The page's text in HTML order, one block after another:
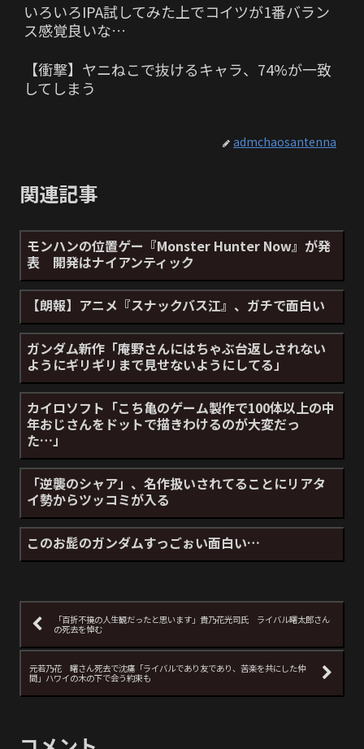
いろいろIPA試してみた上でコイツが1番バラン
ス感覚良いな…
【衝撃】ヤニねこで抜けるキャラ、74%が一致
してしまう
admchaosantenna
関連記事
モンハンの位置ゲー『Monster Hunter Now』が発
表 開発はナイアンティック
【朗報】アニメ『スナックバス江』、ガチで面白い
ガンダム新作「庵野さんにはちゃぶ台返しされない
ようにギリギリまで見せないようにしてる」
カイロソフト「こち亀のゲーム製作で100体以上の中
年おじさんをドットで描きわけるのが大変だっ
た…」
「逆襲のシャア」、名作扱いされてることにリアタ
イ勢からツッコミが入る
このお髭のガンダムすっごぉい面白い…
「百折不撓の人生観だったと思います」貴乃花光司氏 ライバル曙太郎さん
の死去を悼む
元若乃花 曙さん死去で沈痛「ライバルであり友であり、苦楽を共にした仲
間」ハワイの木の下で会う約束も